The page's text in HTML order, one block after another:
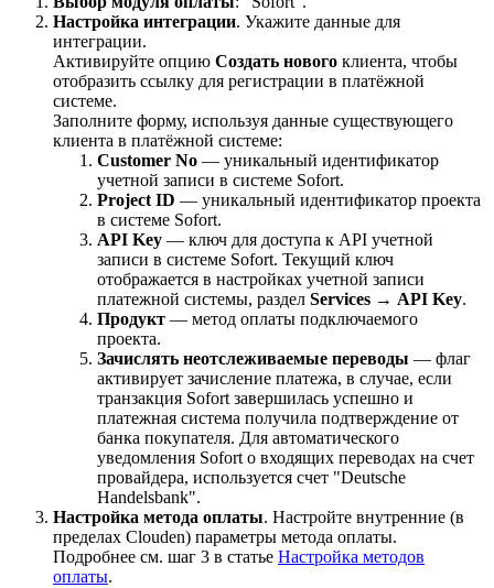
Настройка интеграции. Укажите данные для
интеграции.
Активируйте опцию Создать нового клиента, чтобы
отобразить ссылку для регистрации в платёжной
системе.
Заполните форму, используя данные существующего
клиента в платёжной системе:
Customer No — уникальный идентификатор
учетной записи в системе Sofort.
Project ID — уникальный идентификатор проекта
в системе Sofort.
API Key — ключ для доступа к API учетной
записи в системе Sofort. Текущий ключ
отображается в настройках учетной записи
платежной системы, раздел Services → API Key.
Продукт — метод оплаты подключаемого
проекта.
Зачислять неотслеживаемые переводы — флаг
активирует зачисление платежа, в случае, если
транзакция Sofort завершилась успешно и
платежная система получила подтверждение от
банка покупателя. Для автоматического
уведомления Sofort о входящих переводах на счет
провайдера, используется счет "Deutsche
Handelsbank".
Настройка метода оплаты. Настройте внутренние (в
пределах Clouden) параметры метода оплаты.
Подробнее см. шаг 3 в статье Настройка методов
оплаты.